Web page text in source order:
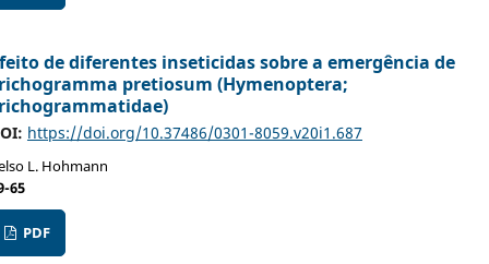
de diferentes inseticidas sobre a emergência de
pretiosum (Hymenoptera;
https://doi.org/10.37486/0301-8059.v20i1.687
L. Hohmann
65
PDF